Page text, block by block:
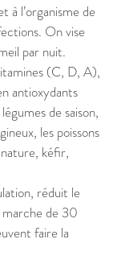
à l’organisme de
On vise
par nuit.
(C, D, A),
antioxydants
de saison,
les poissons
kéfir,
réduit le
de 30
faire la